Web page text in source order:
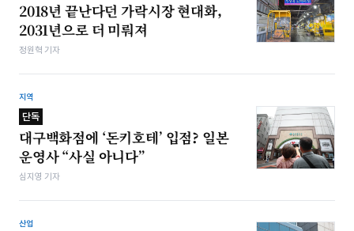
2018년 끝난다던 가락시장 현대화,
2031년으로 더 미뤄져
정원혁 기자
지역
단독
대구백화점에 ‘돈키호테’ 입점? 일본
운영사 “사실 아니다”
심지영 기자
산업